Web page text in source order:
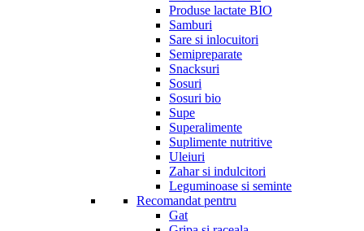
Produse lactate BIO
Samburi
Sare si inlocuitori
Semipreparate
Snacksuri
Sosuri
Sosuri bio
Supe
Superalimente
Suplimente nutritive
Uleiuri
Zahar si indulcitori
Leguminoase si seminte
Recomandat pentru
Gat